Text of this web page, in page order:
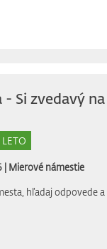
Si zvedavý
LETO
Mierové námestie
hľadaj odpovede